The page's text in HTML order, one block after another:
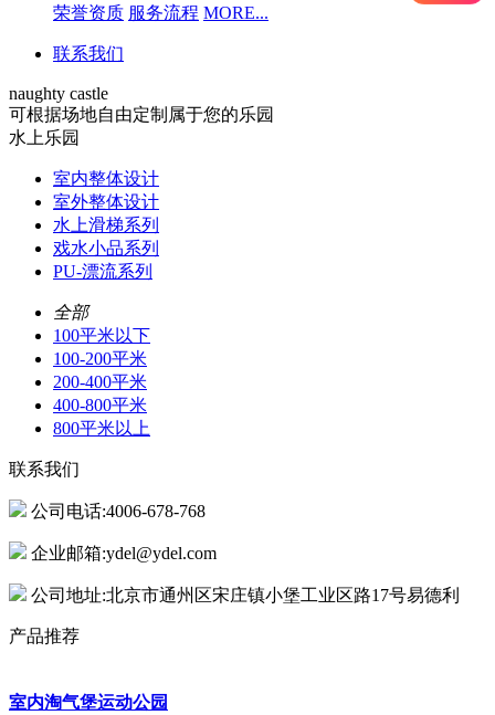
荣誉资质 服务流程 MORE...
联系我们
naughty castle
可根据场地自由定制属于您的乐园
水上乐园
室内整体设计
室外整体设计
水上滑梯系列
戏水小品系列
PU-漂流系列
全部
100平米以下
100-200平米
200-400平米
400-800平米
800平米以上
联系我们
公司电话:4006-678-768
企业邮箱:ydel@ydel.com
公司地址:北京市通州区宋庄镇小堡工业区路17号易德利
产品推荐
室内淘气堡运动公园